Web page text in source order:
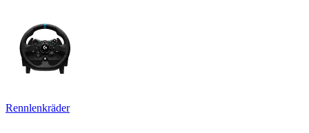
Rennlenkräder